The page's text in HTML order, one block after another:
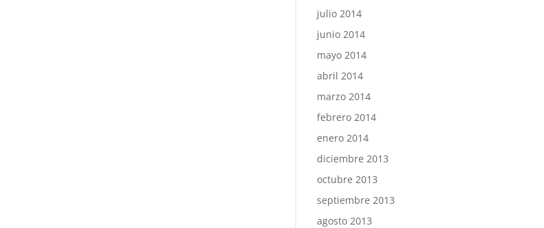
julio 2014
junio 2014
mayo 2014
abril 2014
marzo 2014
febrero 2014
enero 2014
diciembre 2013
octubre 2013
septiembre 2013
agosto 2013